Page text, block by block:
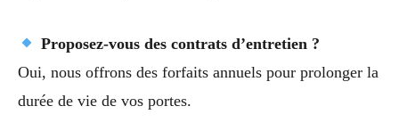
Proposez-vous des contrats d’entretien ?
Oui, nous offrons des forfaits annuels pour prolonger la
durée de vie de vos portes.